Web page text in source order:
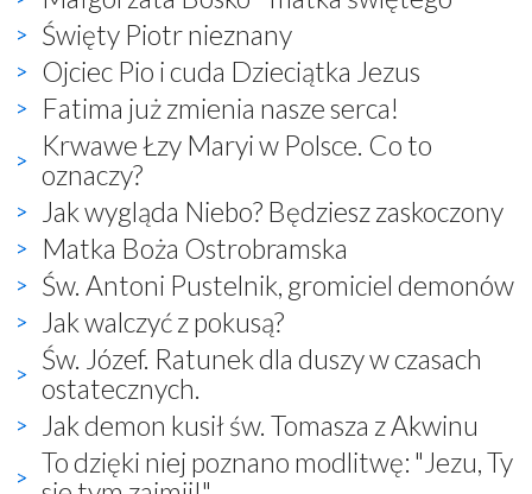
Święty Piotr nieznany
Ojciec Pio i cuda Dzieciątka Jezus
Fatima już zmienia nasze serca!
Krwawe Łzy Maryi w Polsce. Co to
oznaczy?
Jak wygląda Niebo? Będziesz zaskoczony
Matka Boża Ostrobramska
Św. Antoni Pustelnik, gromiciel demonów
Jak walczyć z pokusą?
Św. Józef. Ratunek dla duszy w czasach
ostatecznych.
Jak demon kusił św. Tomasza z Akwinu
To dzięki niej poznano modlitwę: "Jezu, Ty